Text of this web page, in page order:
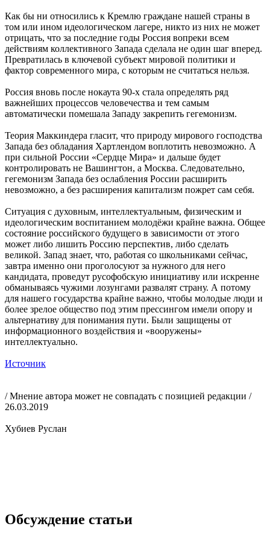
Как бы ни относились к Кремлю граждане нашей страны в
том или ином идеологическом лагере, никто из них не может
отрицать, что за последние годы Россия вопреки всем
действиям коллективного Запада сделала не один шаг вперед.
Превратилась в ключевой субъект мировой политики и
фактор современного мира, с которым не считаться нельзя.
Россия вновь после нокаута 90-х стала определять ряд
важнейших процессов человечества и тем самым
автоматически помешала Западу закрепить гегемонизм.
Теория Маккиндера гласит, что природу мирового господства
Запада без обладания Хартлендом воплотить невозможно. А
при сильной России «Сердце Мира» и дальше будет
контролировать не Вашингтон, а Москва. Следовательно,
гегемонизм Запада без ослабления России расширить
невозможно, а без расширения капитализм пожрет сам себя.
Ситуация с духовным, интеллектуальным, физическим и
идеологическим воспитанием молодёжи крайне важна. Общее
состояние российского будущего в зависимости от этого
может либо лишить Россию перспектив, либо сделать
великой. Запад знает, что, работая со школьниками сейчас,
завтра именно они проголосуют за нужного для него
кандидата, проведут русофобскую инициативу или искренне
обманываясь чужими лозунгами развалят страну. А потому
для нашего государства крайне важно, чтобы молодые люди и
более зрелое общество под этим прессингом имели опору и
альтернативу для понимания пути. Были защищены от
информационного воздействия и «вооружены»
интеллектуально.
Источник
/ Мнение автора может не совпадать с позицией редакции /
26.03.2019
Хубиев Руслан
Обсуждение статьи